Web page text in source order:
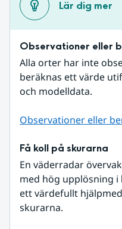
Lär dig mer
Observationer eller
Alla orter har inte
beräknas ett värde
och modelldata.
Observationer eller
Få koll på skurarna
En väderradar
med hög upplösning
ett värdefullt
skurarna.